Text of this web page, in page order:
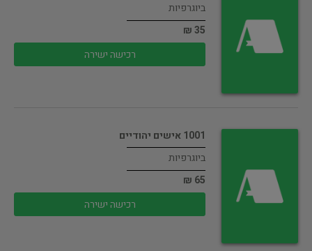
ביוגרפיות
35 ₪
רכישה ישירה
1001 אישים יהודיים
ביוגרפיות
65 ₪
רכישה ישירה